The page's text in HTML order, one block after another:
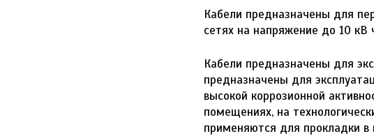
Кабели предназначены для
сетях на напряжение до 10 кВ
Кабели предназначены для
предназначены для
высокой коррозионной
помещениях, на
применяются для прокладки